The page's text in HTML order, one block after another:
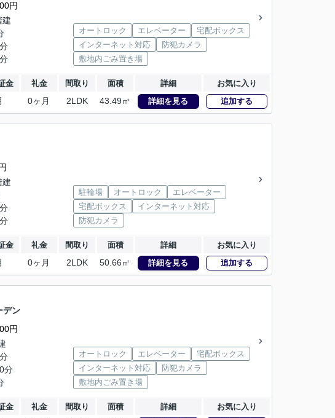
円
建
オートロック エレベーター
宅配ボックス
インターネット対応
防犯カメラ
敷地内ごみ置き場
金 礼金 間取り 面積 詳細 お気に入り
0ヶ月 2LDK 43.49㎡ 詳細を見る 追加する
建
駐輪場 オートロック
エレベーター
宅配ボックス
インターネット対応
防犯カメラ
金 礼金 間取り 面積 詳細 お気に入り
0ヶ月 2LDK 50.66㎡ 詳細を見る 追加する
デン
円
分
オートロック エレベーター
宅配ボックス
インターネット対応
防犯カメラ
敷地内ごみ置き場
金 礼金 間取り 面積 詳細 お気に入り